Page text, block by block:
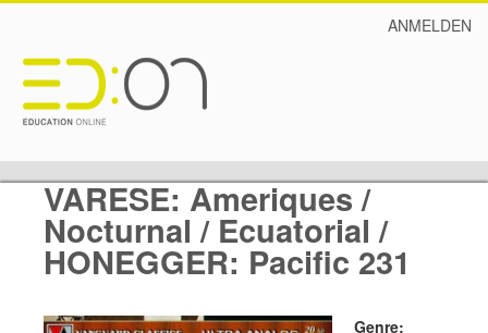
ANMELDEN
VARESE: Ameriques /
Nocturnal / Ecuatorial /
HONEGGER: Pacific 231
Genre: